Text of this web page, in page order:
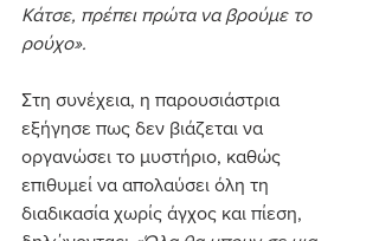
Κάτσε, πρέπει πρώτα να βρούμε το
ρούχο».
Στη συνέχεια, η παρουσιάστρια
εξήγησε πως δεν βιάζεται να
οργανώσει το μυστήριο, καθώς
επιθυμεί να απολαύσει όλη τη
διαδικασία χωρίς άγχος και πίεση,